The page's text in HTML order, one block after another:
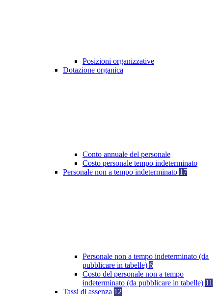
Posizioni organizzative
Dotazione organica
Conto annuale del personale
Costo personale tempo indeterminato
Personale non a tempo indeterminato 17
Personale non a tempo indeterminato (da
pubblicare in tabelle) 6
Costo del personale non a tempo
indeterminato (da pubblicare in tabelle) 11
Tassi di assenza 12